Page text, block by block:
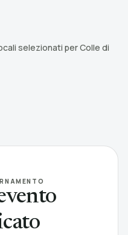
selezionati per Colle di